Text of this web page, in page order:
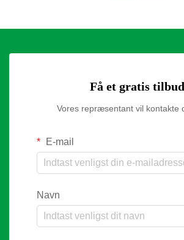
Få et gratis tilbud
Vores repræsentant vil kontakte
E-mail
Navn